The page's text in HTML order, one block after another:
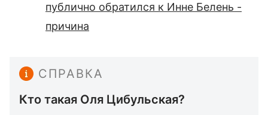
публично обратился к Инне Белень -
причина
СПРАВКА
Кто такая Оля Цибульская?